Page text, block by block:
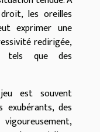
les oreilles
exprimer une
redirigée,
tels que des
est souvent
exubérants, des